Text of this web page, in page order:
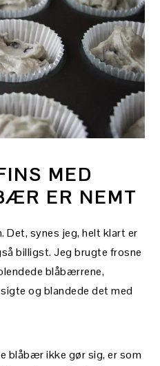
MED
ER NEMT
Det, synes jeg, helt klart er
billigst. Jeg brugte frosne
blåbærrene,
og blandede det med
blåbær ikke gør sig, er som